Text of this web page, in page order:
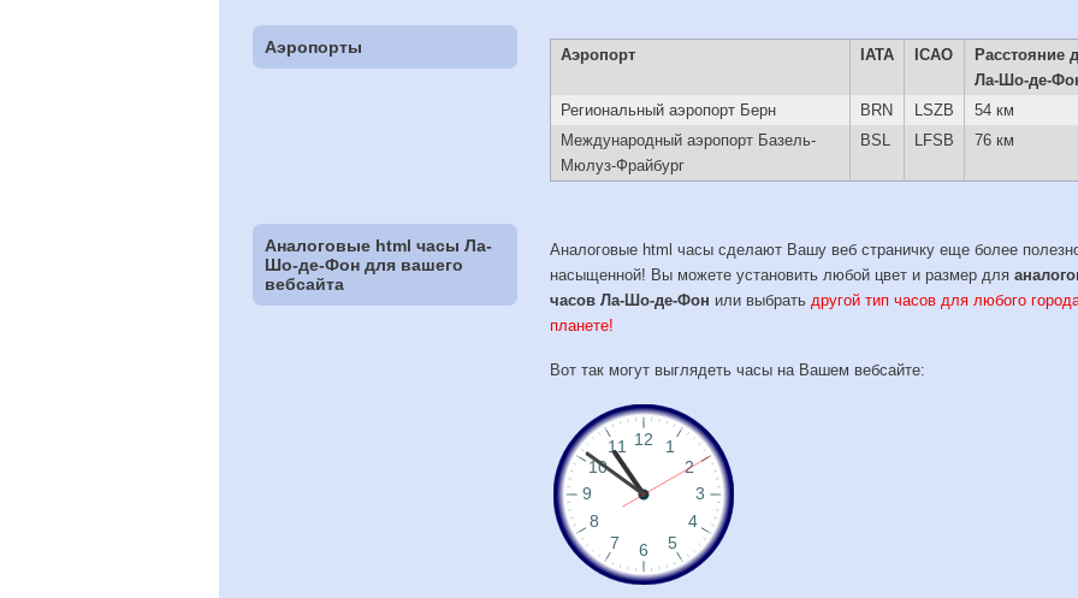
Аэропорты Аэропорт IATA ICAO
Расстояние
Ла-Шо-де-
Региональный аэропорт Берн
BRN LSZB
54 км
Международный аэропорт Базель-
Мюлуз-Фрайбург
BSL LFSB 76 км
Аналоговые html часы Ла-
Шо-де-Фон для вашего
вебсайта
Аналоговые html часы сделают Вашу веб страничку еще более
насыщенной! Вы можете установить любой цвет и размер для
часов Ла-Шо-де-Фон или выбратьдругой тип часов для любого
планете!
Вот так могут выглядеть часы на Вашем вебсайте: